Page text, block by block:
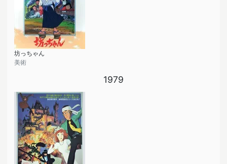
坊っちゃん
美術
1979